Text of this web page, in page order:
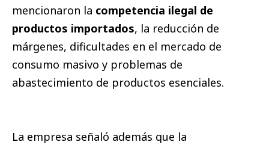
mencionaron la competencia ilegal de
productos importados, la reducción de
márgenes, dificultades en el mercado de
consumo masivo y problemas de
abastecimiento de productos esenciales.
La empresa señaló además que la